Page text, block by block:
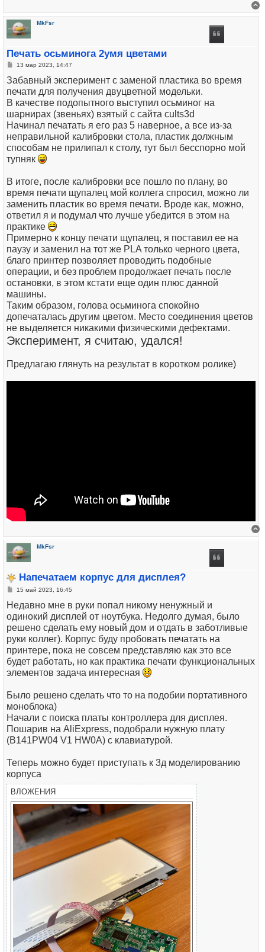
MkFsr
Печать осьминога 2умя цветами
Сообщение
13 мар 2023, 14:47
Забавный эксперимент с заменой пластика во время
печати для получения двуцветной модельки.
В качестве подопытного выступил осьминог на
шарнирах (звеньях) взятый с сайта cults3d
Начинал печатать я его раз 5 наверное, а все из-за
неправильной калибровки стола, пластик должным
способам не прилипал к столу, тут был бесспорно мой
тупняк
В итоге, после калибровки все пошло по плану, во
время печати щупалец мой коллега спросил, можно ли
заменить пластик во время печати. Вроде как, можно,
ответил я и подумал что лучше убедится в этом на
практике
Примерно к концу печати щупалец, я поставил ее на
паузу и заменил на тот же PLA только черного цвета,
благо принтер позволяет проводить подобные
операции, и без проблем продолжает печать после
остановки, в этом кстати еще один плюс данной
машины.
Таким образом, голова осьминога спокойно
допечаталась другим цветом. Место соединения цветов
не выделяется никакими физическими дефектами.
Эксперимент, я считаю, удался!
Предлагаю глянуть на результат в коротком ролике)
MkFsr
Напечатаем корпус для дисплея?
Сообщение
15 май 2023, 16:45
Недавно мне в руки попал никому ненужный и
одинокий дисплей от ноутбука. Недолго думая, было
решено сделать ему новый дом и отдать в заботливые
руки коллег). Корпус буду пробовать печатать на
принтере, пока не совсем представляю как это все
будет работать, но как практика печати функциональных
элементов задача интересная
Было решено сделать что то на подобии портативного
моноблока)
Начали с поиска платы контроллера для дисплея.
Пошарив на AliExpress, подобрали нужную плату
(B141PW04 V1 HW0A) c клавиатурой.
Теперь можно будет приступать к 3д моделированию
корпуса
ВЛОЖЕНИЯ